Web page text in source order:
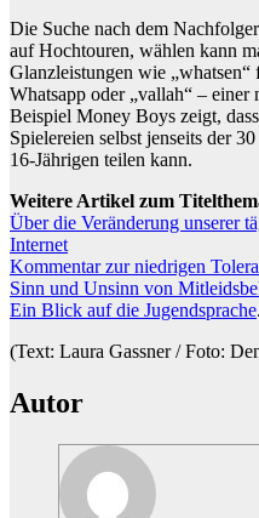
Die Suche nach dem
auf Hochtouren, wählen kann
Glanzleistungen wie
Whatsapp oder „vallah“ –
Beispiel Money Boys zeigt,
Spielereien selbst jenseits der
16-Jährigen teilen kann.
Weitere Artikel zum
Über die Veränderung unserer
Internet
Kommentar zur niedrigen
Sinn und Unsinn von
Ein Blick auf die Jugendsprache.
(Text: Laura Gassner / Foto:
Autor